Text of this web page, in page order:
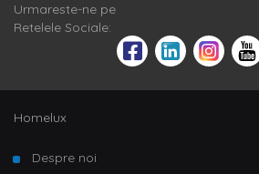
Urmareste-ne pe
Retelele Sociale:
Homelux
Despre noi